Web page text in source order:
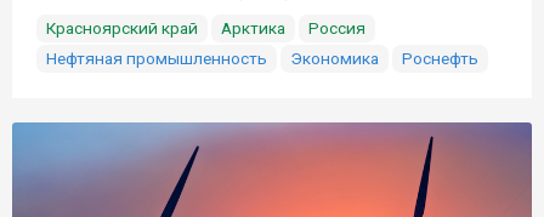
Красноярский край
Арктика
Россия
Нефтяная промышленность
Экономика Роснефть